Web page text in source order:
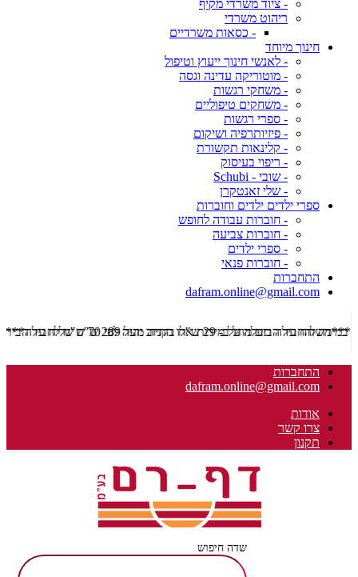
- ציוד משרדי מקיף
ריהוט משרדי
- כסאות משרדיים
חינוך מיוחד
- לאנשי חינוך ייעוץ וטיפול
- מוטוריקה עדינה וגסה
- משחקי רגשות
- משחקים טיפוליים
- ספרי רגשות
- פיזיותרפיה ושיקום
- קלינאות תקשורת
- ריפוי בעיסוק
- שובי - Schubi
- שלי זאנטקרן
ספרי ילדים ילדים וחוברות
- חוברות עבודה לחופש
- חוברות צביעה
- ספרי ילדים
- חוברות פנאי
התחברות
dafram.online@gmail.com
***משלוח עד הבית מוזל ב- 29 ש"ח בקניה מעל 289 ש"ח שליח עד הבית ***
התחברות
dafram.online@gmail.com
אודות
צרו קשר
תקנון
שדה חיפוש